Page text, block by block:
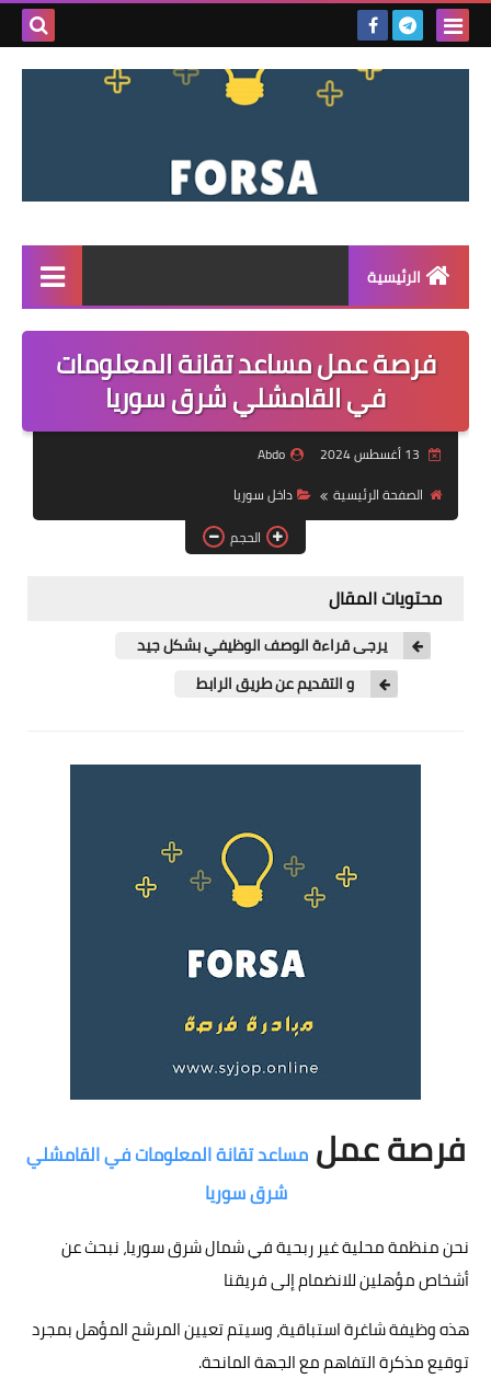
بحث
الرئيسية
القائمة
مناقصات
فرص عمل داخل سوريا
فرص عمل في العراق
فرص عمل في اليمن
دورات تدريبية
فرصة عمل مساعد تقانة المعلومات
في القامشلي شرق سوريا
Abdo
الصفحة الرئيسية
داخل سوريا
الحجم
محتويات المقال
يرجى قراءة الوصف الوظيفي بشكل جيد
و التقديم عن طريق الرابط
فرصة عمل مساعد تقانة المعلومات في القامشلي
شرق سوريا
نحن منظمة محلية غير ربحية في شمال شرق سوريا، نبحث عن
أشخاص مؤهلين للانضمام إلى فريقنا
هذه وظيفة شاغرة استباقية، وسيتم تعيين المرشح المؤهل بمجرد
توقيع مذكرة التفاهم مع الجهة المانحة.